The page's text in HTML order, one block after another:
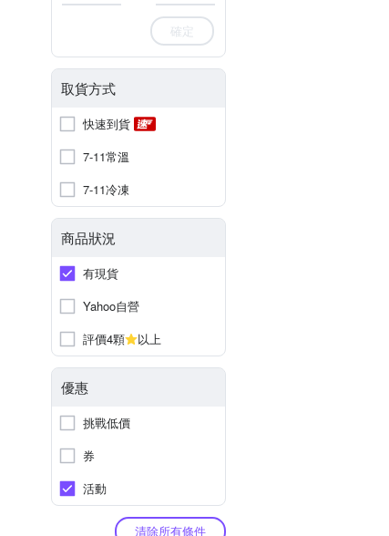
確定
取貨方式
快速到貨
7-11常溫
7-11冷凍
商品狀況
有現貨
Yahoo自營
評價4顆
以上
優惠
挑戰低價
券
活動
清除所有條件